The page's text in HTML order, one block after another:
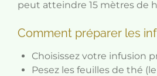
peut atteindre 15 mètres de
Comment préparer les
Choisissez votre infusion
Pesez les feuilles de thé